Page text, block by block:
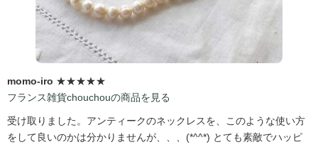
momo-iro ★★★★★
フランス雑貨chouchouの商品を見る
受け取りました。アンティークのネックレスを、このような使い方
をして良いのかは分かりませんが、、、(*^^*) とても素敵でハッピ